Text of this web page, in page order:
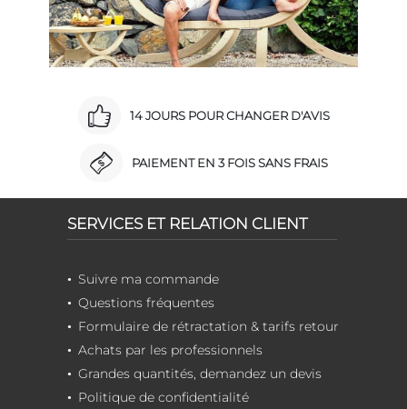
14 JOURS POUR CHANGER D'AVIS
PAIEMENT EN 3 FOIS SANS FRAIS
SERVICES ET RELATION CLIENT
Suivre ma commande
Questions fréquentes
Formulaire de rétractation & tarifs retour
Achats par les professionnels
Grandes quantités, demandez un devis
Politique de confidentialité